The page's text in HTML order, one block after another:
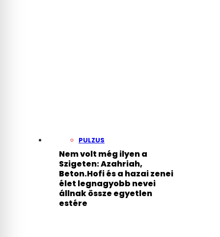
PULZUS
Nem volt még ilyen a
Szigeten: Azahriah,
Beton.Hofi és a hazai zenei
élet legnagyobb nevei
állnak össze egyetlen
estére